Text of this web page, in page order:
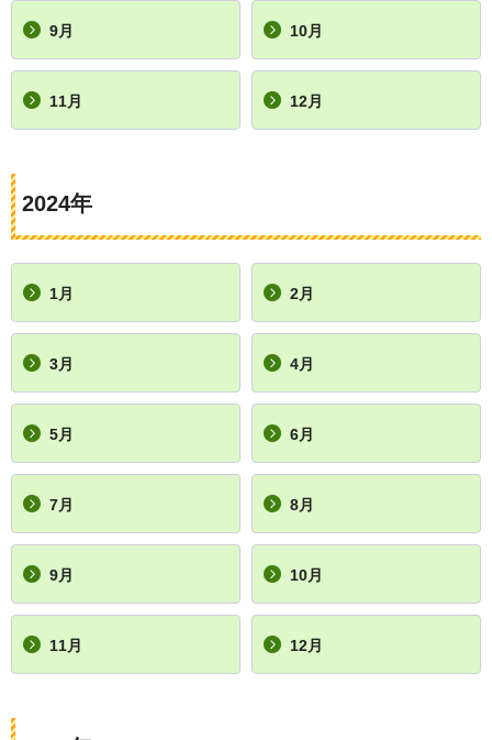
9月 10月
11月 12月
2024年
1月 2月
3月 4月
5月 6月
7月 8月
9月 10月
11月 12月